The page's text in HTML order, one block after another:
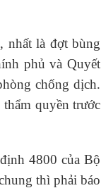
nhất là đợt bùng
phủ và Quyết
chống dịch.
quyền trước
4800 của Bộ
thì phải báo